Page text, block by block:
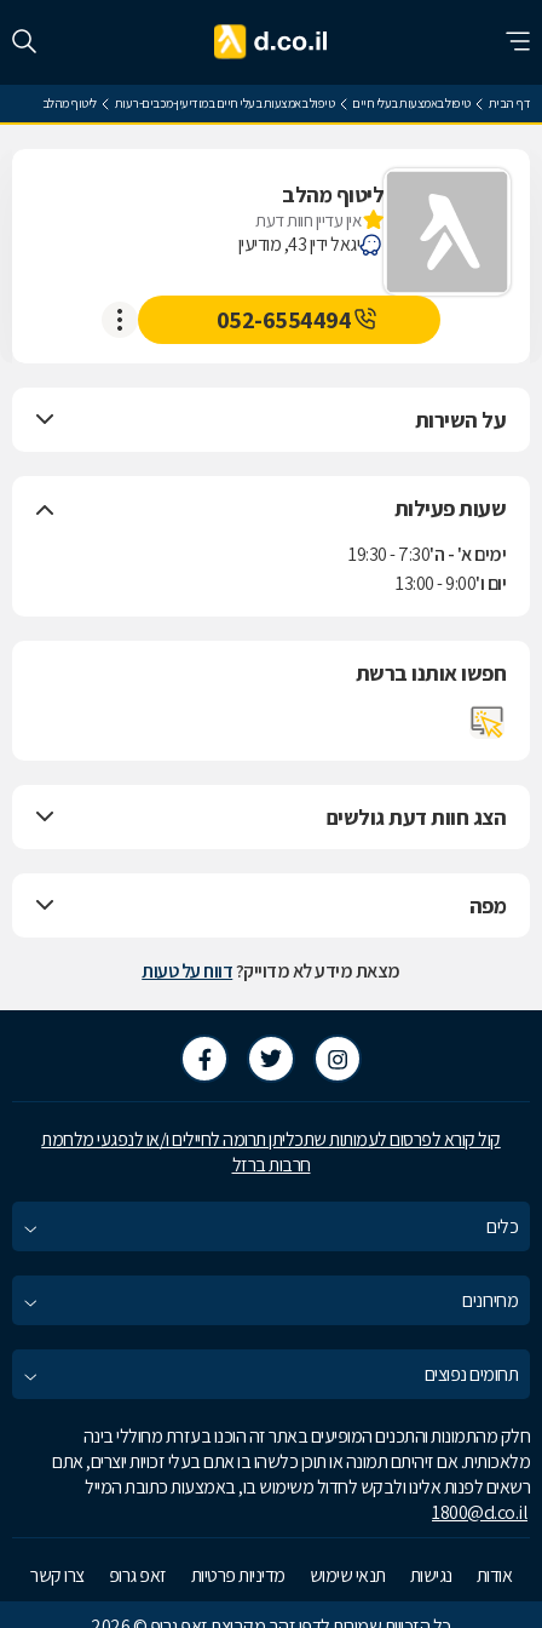
דף הבית טיפול באמצעות בעלי חיים טיפול באמצעות בעלי חיים במודיעין-מכבים-רעות ליטוף מהלב
ליטוף מהלב
אין עדיין חוות דעת
יגאל ידין 43, מודיעין
052-6554494
על השירות
שעות פעילות
ימים א' - ה'7:30 - 19:30
יום ו'9:00 - 13:00
חפשו אותנו ברשת
הצג חוות דעת גולשים
מפה
מצאת מידע לא מדוייק?דווח על טעות
קול קורא לפרסום לעמותות שתכליתן תרומה לחיילים ו/או לנפגעי מלחמת
חרבות ברזל
כלים
מחירונים
תחומים נפוצים
חלק מהתמונות והתכנים המופיעים באתר זה הוכנו בעזרת מחוללי בינה
מלאכותית. אם זיהיתם תמונה או תוכן כלשהו בו אתם בעלי זכויות יוצרים, אתם
רשאים לפנות אלינו ולבקש לחדול משימוש בו, באמצעות כתובת המייל
1800@d.co.il
אודות נגישות תנאי שימוש מדיניות פרטיות זאפ גרופ
צרו קשר